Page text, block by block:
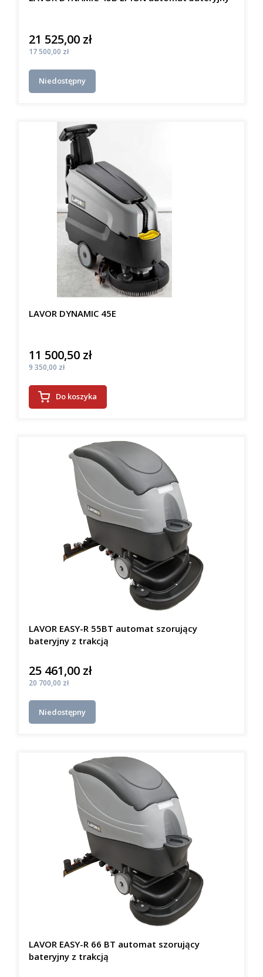
Cena
21 525,00 zł
Cena
17 500,00 zł
Niedostępny
LAVOR DYNAMIC 45E
Cena
11 500,50 zł
Cena
9 350,00 zł
Do koszyka
LAVOR EASY-R 55BT automat szorujący
bateryjny z trakcją
Cena
25 461,00 zł
Cena
20 700,00 zł
Niedostępny
LAVOR EASY-R 66 BT automat szorujący
bateryjny z trakcją